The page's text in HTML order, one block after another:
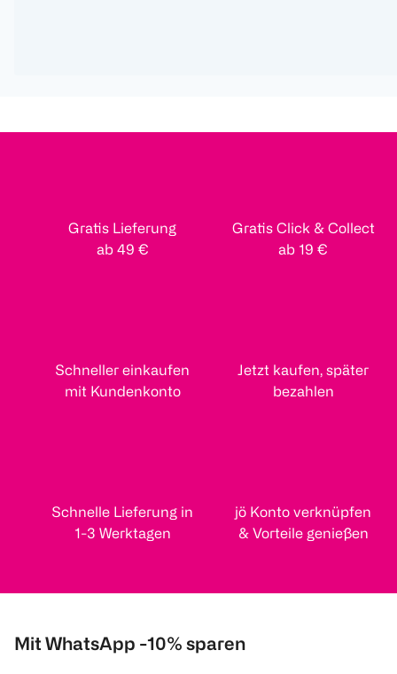
Gratis Lieferung
ab 49 €
Gratis Click & Collect
ab 19 €
Schneller einkaufen
mit Kundenkonto
Jetzt kaufen, später
bezahlen
Schnelle Lieferung in
1-3 Werktagen
jö Konto verknüpfen
& Vorteile genießen
Mit WhatsApp -10% sparen